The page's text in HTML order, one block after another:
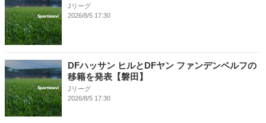
Jリーグ
2026/8/5 17:30
DFハッサン ヒルとDFヤン ファンデンベルフの
移籍を発表【磐田】
Jリーグ
2026/8/5 17:30